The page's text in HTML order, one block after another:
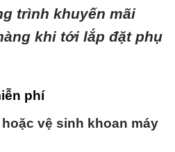
trình khuyến mãi
khi tới lắp đặt phụ
phí
vệ sinh khoan máy